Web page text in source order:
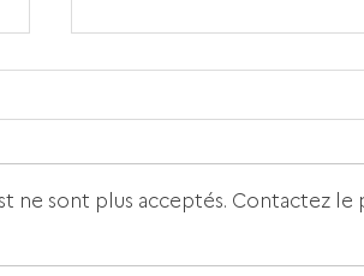
Le numérique au cœur
organisée le jeudi 21 mai
organisé une conférence
ne sont plus acceptés. Contactez